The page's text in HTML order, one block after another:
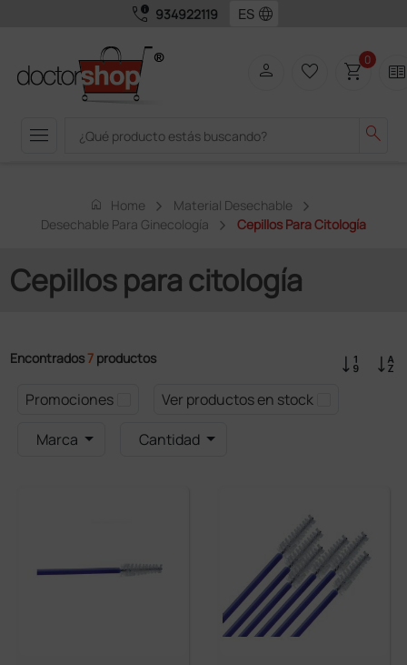
call_quality 934922119 language
menu search
person favorite_border shopping_cart0 two_pager
home Home
Material Desechable
Desechable Para Ginecología
Cepillos Para Citología
Cepillos para citología
Encontrados7 productos
Promociones
Ver productos en stock
Marca
Cantidad